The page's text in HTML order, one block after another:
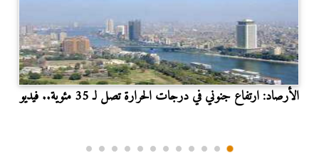
الأرصاد: ارتفاع جنوني في درجات الحرارة تصل لـ 35 مئوية.. فيديو